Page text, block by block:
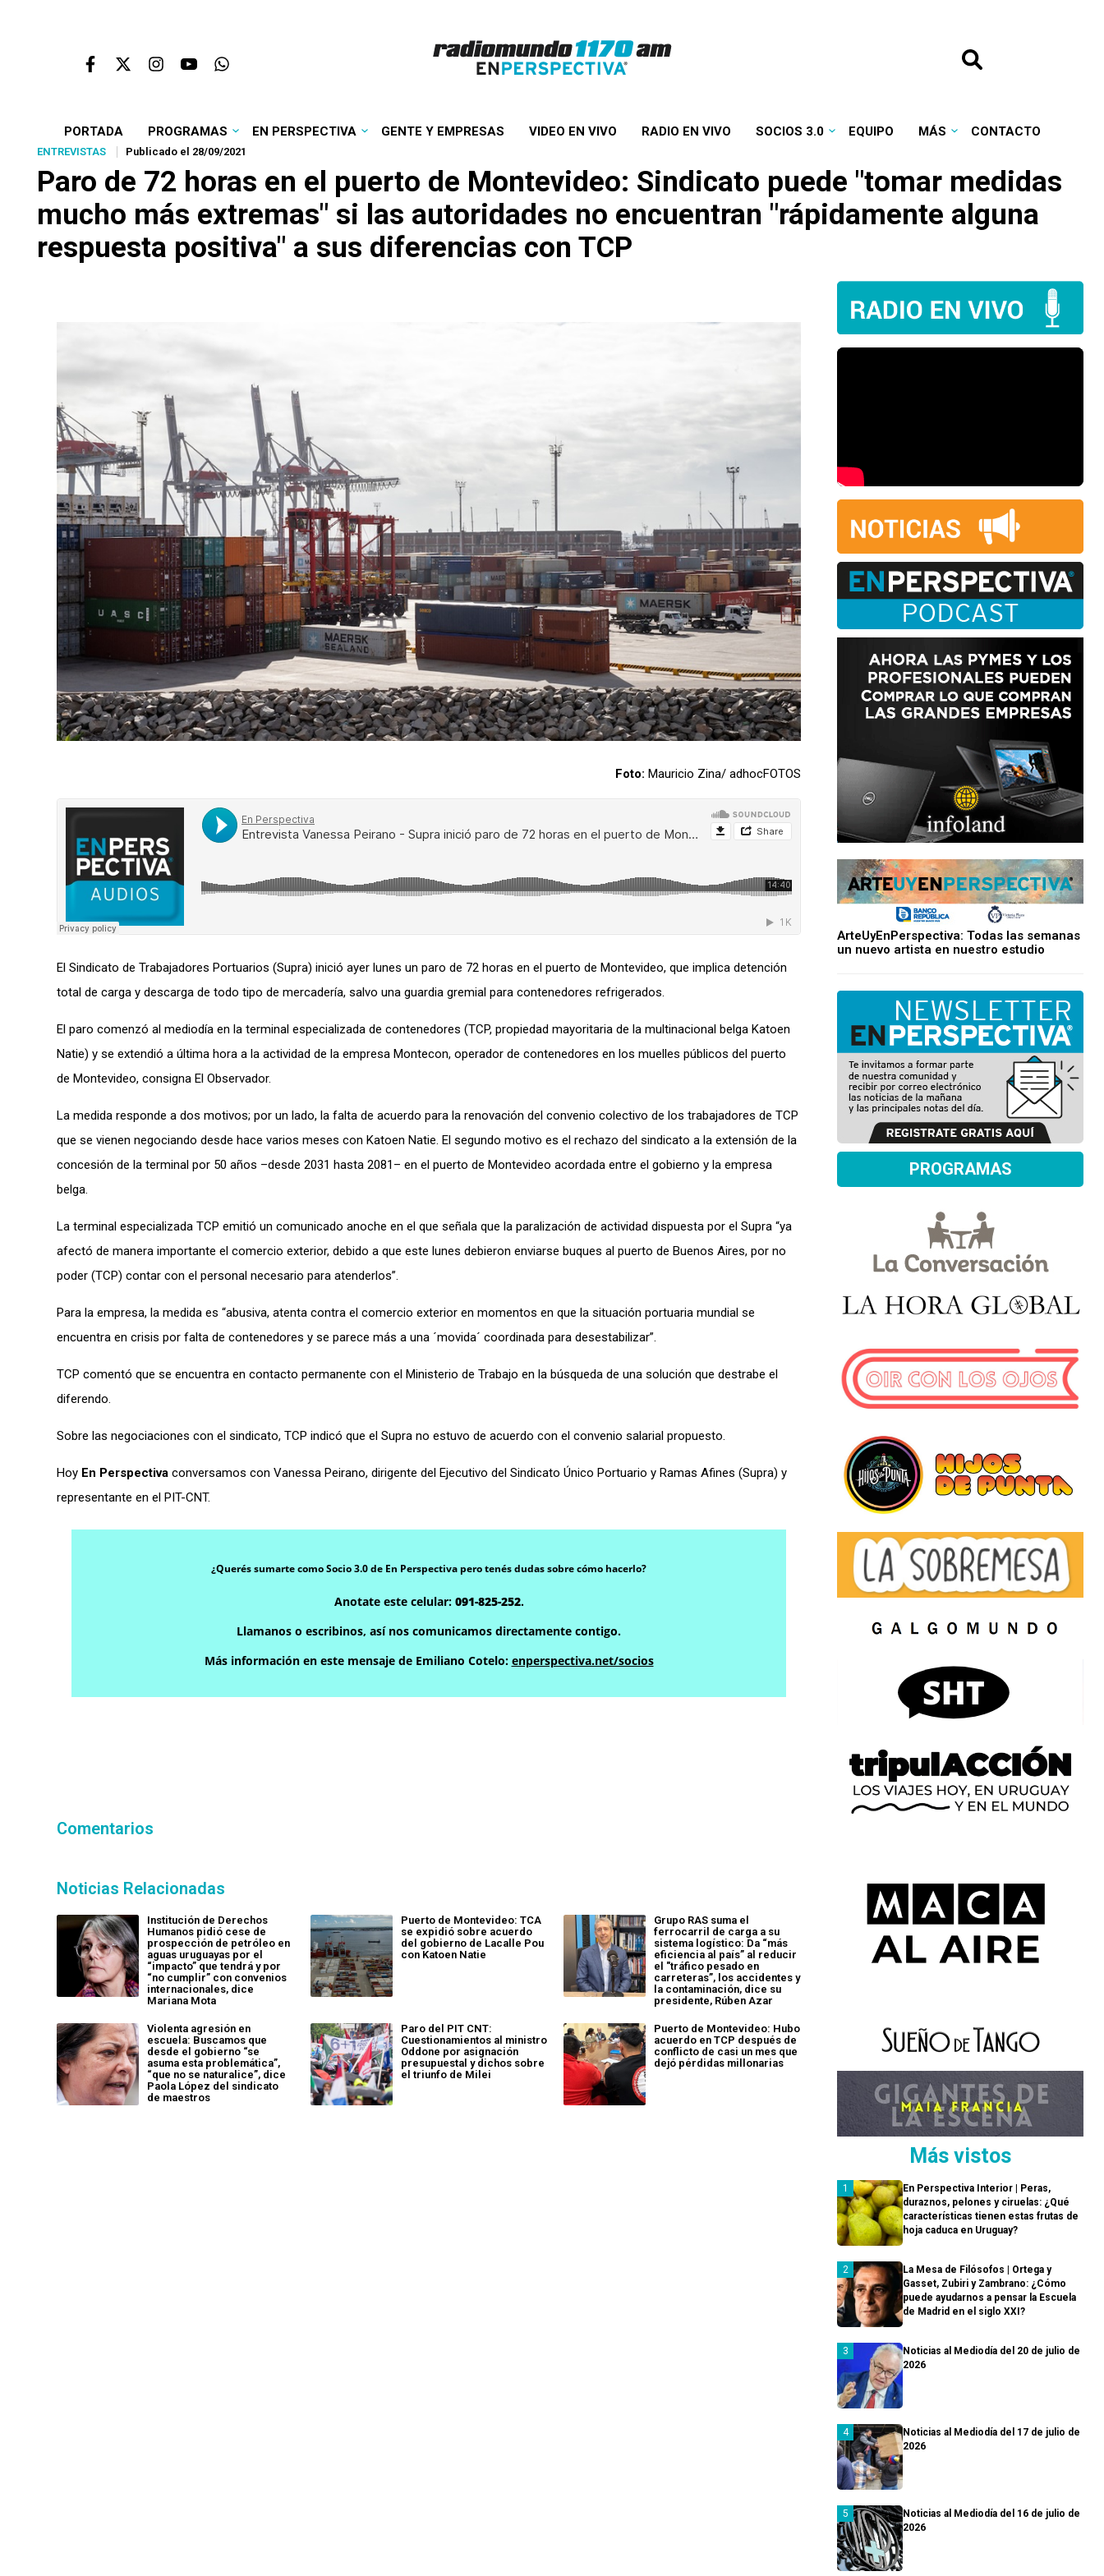
PORTADA PROGRAMAS EN PERSPECTIVA GENTE Y EMPRESAS VIDEO EN VIVO RADIO EN VIVO SOCIOS 3.0 EQUIPO MÁS CONTACTO
ENTREVISTAS Publicado el 28/09/2021
Paro de 72 horas en el puerto de Montevideo: Sindicato puede "tomar medidas
mucho más extremas" si las autoridades no encuentran "rápidamente alguna
respuesta positiva" a sus diferencias con TCP
Foto: Mauricio Zina/ adhocFOTOS
El Sindicato de Trabajadores Portuarios (Supra) inició ayer lunes un paro de 72 horas en el puerto de Montevideo, que implica detención
total de carga y descarga de todo tipo de mercadería, salvo una guardia gremial para contenedores refrigerados.
El paro comenzó al mediodía en la terminal especializada de contenedores (TCP, propiedad mayoritaria de la multinacional belga Katoen
Natie) y se extendió a última hora a la actividad de la empresa Montecon, operador de contenedores en los muelles públicos del puerto
de Montevideo, consigna El Observador.
La medida responde a dos motivos; por un lado, la falta de acuerdo para la renovación del convenio colectivo de los trabajadores de TCP
que se vienen negociando desde hace varios meses con Katoen Natie. El segundo motivo es el rechazo del sindicato a la extensión de la
concesión de la terminal por 50 años –desde 2031 hasta 2081– en el puerto de Montevideo acordada entre el gobierno y la empresa
belga.
La terminal especializada TCP emitió un comunicado anoche en el que señala que la paralización de actividad dispuesta por el Supra “ya
afectó de manera importante el comercio exterior, debido a que este lunes debieron enviarse buques al puerto de Buenos Aires, por no
poder (TCP) contar con el personal necesario para atenderlos”.
Para la empresa, la medida es “abusiva, atenta contra el comercio exterior en momentos en que la situación portuaria mundial se
encuentra en crisis por falta de contenedores y se parece más a una ´movida´ coordinada para desestabilizar”.
TCP comentó que se encuentra en contacto permanente con el Ministerio de Trabajo en la búsqueda de una solución que destrabe el
diferendo.
Sobre las negociaciones con el sindicato, TCP indicó que el Supra no estuvo de acuerdo con el convenio salarial propuesto.
Hoy En Perspectiva conversamos con Vanessa Peirano, dirigente del Ejecutivo del Sindicato Único Portuario y Ramas Afines (Supra) y
representante en el PIT-CNT.
¿Querés sumarte como Socio 3.0 de En Perspectiva pero tenés dudas sobre cómo hacerlo?
Anotate este celular: 091-825-252.
Llamanos o escribinos, así nos comunicamos directamente contigo.
Más información en este mensaje de Emiliano Cotelo: enperspectiva.net/socios
Comentarios
Noticias Relacionadas
Institución de Derechos
Humanos pidió cese de
prospección de petróleo en
aguas uruguayas por el
“impacto” que tendrá y por
“no cumplir” con convenios
internacionales, dice
Mariana Mota
Puerto de Montevideo: TCA
se expidió sobre acuerdo
del gobierno de Lacalle Pou
con Katoen Natie
Grupo RAS suma el
ferrocarril de carga a su
sistema logístico: Da “más
eficiencia al país” al reducir
el "tráfico pesado en
carreteras”, los accidentes y
la contaminación, dice su
presidente, Rúben Azar
Violenta agresión en
escuela: Buscamos que
desde el gobierno “se
asuma esta problemática”,
“que no se naturalice”, dice
Paola López del sindicato
de maestros
Paro del PIT CNT:
Cuestionamientos al ministro
Oddone por asignación
presupuestal y dichos sobre
el triunfo de Milei
Puerto de Montevideo: Hubo
acuerdo en TCP después de
conflicto de casi un mes que
dejó pérdidas millonarias
ArteUyEnPerspectiva: Todas las semanas
un nuevo artista en nuestro estudio
PROGRAMAS
Más vistos
En Perspectiva Interior | Peras,
duraznos, pelones y ciruelas: ¿Qué
características tienen estas frutas de
hoja caduca en Uruguay?
La Mesa de Filósofos | Ortega y
Gasset, Zubiri y Zambrano: ¿Cómo
puede ayudarnos a pensar la Escuela
de Madrid en el siglo XXI?
Noticias al Mediodía del 20 de julio de
2026
Noticias al Mediodía del 17 de julio de
2026
Noticias al Mediodía del 16 de julio de
2026